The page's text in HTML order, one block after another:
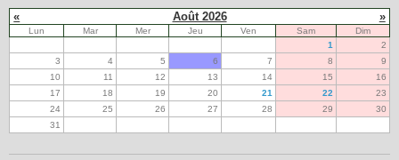
« Août 2026 »
Lun Mar Mer Jeu Ven Sam
Dim
1
2
3
4 5 6 7 8
9
10
11 12 13 14 15
16
17
18 19 20 21 22
23
24
25 26 27 28 29
30
31